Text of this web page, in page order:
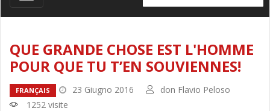
QUE GRANDE CHOSE EST L'HOMME
POUR QUE TU T’EN SOUVIENNES!
FRANÇAIS 23 Giugno 2016
don Flavio Peloso
1252 visite